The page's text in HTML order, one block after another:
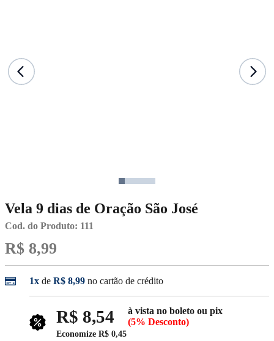
Vela 9 dias de Oração São José
Cod. do Produto: 111
R$ 8,99
1x de R$ 8,99 no cartão de crédito
R$ 8,54
à vista no boleto ou pix
(5% Desconto)
Economize R$ 0,45